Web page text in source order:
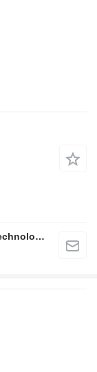
XuZhou Shenwei Foundation Machinery Technology